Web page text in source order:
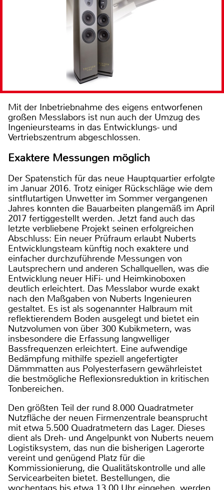
Mit der Inbetriebnahme des eigens entworfenen
großen Messlabors ist nun auch der Umzug des
Ingenieursteams in das Entwicklungs- und
Vertriebszentrum abgeschlossen.
Exaktere Messungen möglich
Der Spatenstich für das neue Hauptquartier erfolgte
im Januar 2016. Trotz einiger Rückschläge wie dem
sintflutartigen Unwetter im Sommer vergangenen
Jahres konnten die Bauarbeiten plangemäß im April
2017 fertiggestellt werden. Jetzt fand auch das
letzte verbliebene Projekt seinen erfolgreichen
Abschluss: Ein neuer Prüfraum erlaubt Nuberts
Entwicklungsteam künftig noch exaktere und
einfacher durchzuführende Messungen von
Lautsprechern und anderen Schallquellen, was die
Entwicklung neuer HiFi- und Heimkinoboxen
deutlich erleichtert. Das Messlabor wurde exakt
nach den Maßgaben von Nuberts Ingenieuren
gestaltet. Es ist als sogenannter Halbraum mit
reflektierendem Boden ausgelegt und bietet ein
Nutzvolumen von über 300 Kubikmetern, was
insbesondere die Erfassung langwelliger
Bassfrequenzen erleichtert. Eine aufwendige
Bedämpfung mithilfe speziell angefertigter
Dämmmatten aus Polyesterfasern gewährleistet
die bestmögliche Reflexionsreduktion in kritischen
Tonbereichen.
Den größten Teil der rund 8.000 Quadratmeter
Nutzfläche der neuen Firmenzentrale beansprucht
mit etwa 5.500 Quadratmetern das Lager. Dieses
dient als Dreh- und Angelpunkt von Nuberts neuem
Logistiksystem, das nun die bisherigen Lagerorte
vereint und genügend Platz für die
Kommissionierung, die Qualitätskontrolle und alle
Servicearbeiten bietet. Bestellungen, die